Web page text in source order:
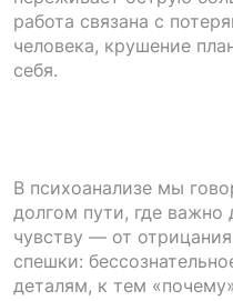
работа связана с
человека, крушение
себя.
В психоанализе мы
долгом пути, где
чувству — от
спешки:
деталям, к тем